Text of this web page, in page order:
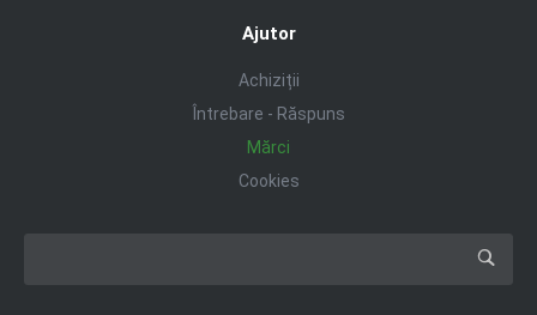
Ajutor
Achiziții
Întrebare - Răspuns
Mărci
Cookies